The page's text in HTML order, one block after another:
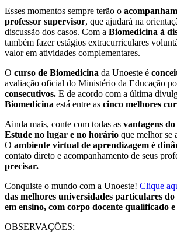
Esses momentos sempre terão o
professor supervisor, que ajudará na
discussão dos casos. Com a Biomedicina à
também fazer estágios extracurriculares
valor em atividades complementares.
O curso de Biomedicina da Unoeste é
avaliação oficial do Ministério da Educação
consecutivos. E de acordo com a última
Biomedicina está entre as cinco melhores
Ainda mais, conte com todas as vantagens
Estude no lugar e no horário que melhor se
O ambiente virtual de aprendizagem é
contato direto e acompanhamento de seus
precisar.
Conquiste o mundo com a Unoeste! Clique
das melhores universidades particulares
em ensino, com corpo docente qualificado
OBSERVAÇÕES: